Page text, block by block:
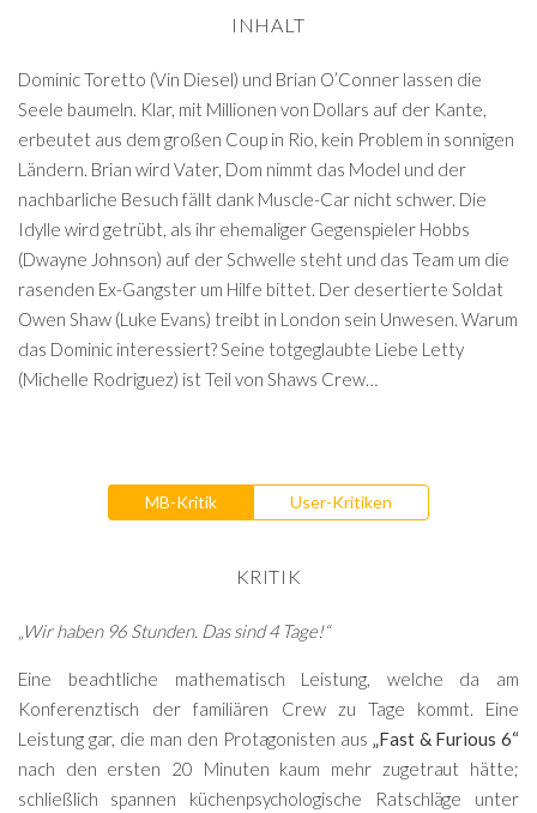
INHALT
Dominic Toretto (Vin Diesel) und Brian O’Conner lassen die
Seele baumeln. Klar, mit Millionen von Dollars auf der Kante,
erbeutet aus dem großen Coup in Rio, kein Problem in sonnigen
Ländern. Brian wird Vater, Dom nimmt das Model und der
nachbarliche Besuch fällt dank Muscle-Car nicht schwer. Die
Idylle wird getrübt, als ihr ehemaliger Gegenspieler Hobbs
(Dwayne Johnson) auf der Schwelle steht und das Team um die
rasenden Ex-Gangster um Hilfe bittet. Der desertierte Soldat
Owen Shaw (Luke Evans) treibt in London sein Unwesen. Warum
das Dominic interessiert? Seine totgeglaubte Liebe Letty
(Michelle Rodriguez) ist Teil von Shaws Crew…
MB-Kritik User-Kritiken
KRITIK
„Wir haben 96 Stunden. Das sind 4 Tage!“
Eine beachtliche mathematisch Leistung, welche da am
Konferenztisch der familiären Crew zu Tage kommt. Eine
Leistung gar, die man den Protagonisten aus „Fast & Furious 6“
nach den ersten 20 Minuten kaum mehr zugetraut hätte;
schließlich spannen küchenpsychologische Ratschläge unter